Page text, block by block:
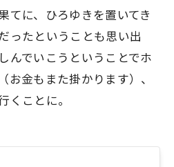
てに、ひろゆきを置いてき
ったということも思い出
んでいこうということでホ
お金もまた掛かります）、
くことに。